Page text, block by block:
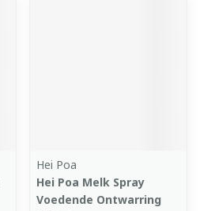
Hei Poa
Hei Poa Melk Spray
Voedende Ontwarring